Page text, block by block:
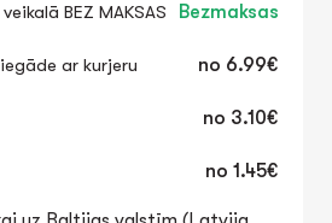
BEZ MAKSAS Bezmaksas
ar kurjeru no 6.99€
no 3.10€
no 1.45€